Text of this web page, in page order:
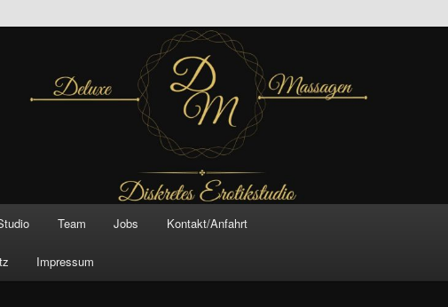
Massagen And
Team Jobs Kontakt/Anfahrt
Impressum